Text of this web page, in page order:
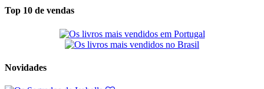
Top 10 de vendas
Novidades